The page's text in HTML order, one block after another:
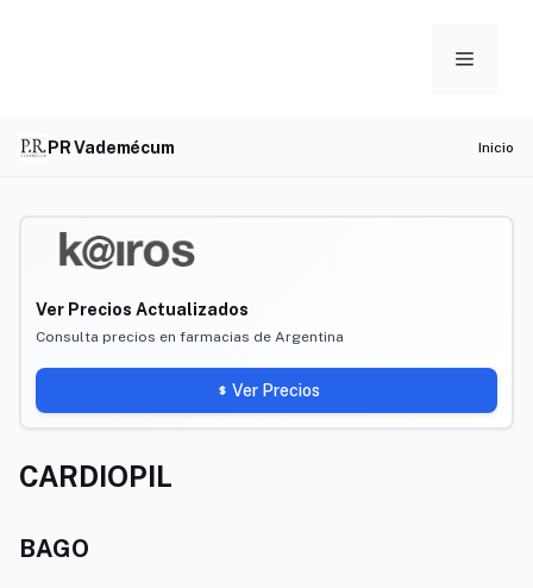
Menu
PR Vademécum Inicio
Ver Precios Actualizados
Consulta precios en farmacias de Argentina
Ver Precios
CARDIOPIL
BAGO